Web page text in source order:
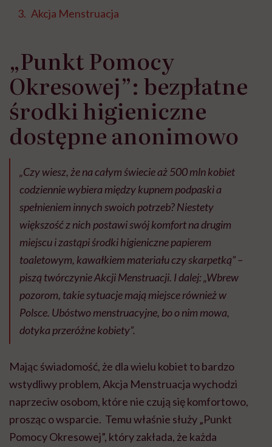
Akcja Menstruacja
„Punkt Pomocy
Okresowej”: bezpłatne
środki higieniczne
dostępne anonimowo
„Czy wiesz, że na całym świecie aż 500 mln kobiet
codziennie wybiera między kupnem podpaski a
spełnieniem innych swoich potrzeb? Niestety
większość z nich postawi swój komfort na drugim
miejscu i zastąpi środki higieniczne papierem
toaletowym, kawałkiem materiału czy skarpetką” –
piszą twórczynie Akcji Menstruacji. I dalej: „Wbrew
pozorom, takie sytuacje mają miejsce również w
Polsce. Ubóstwo menstruacyjne, bo o nim mowa,
dotyka przeróżne kobiety”.
Mając świadomość, że dla wielu kobiet to bardzo
wstydliwy problem, Akcja Menstruacja wychodzi
naprzeciw osobom, które nie czują się komfortowo,
prosząc o wsparcie. Temu właśnie służy „Punkt
Pomocy Okresowej”, który zakłada, że każda